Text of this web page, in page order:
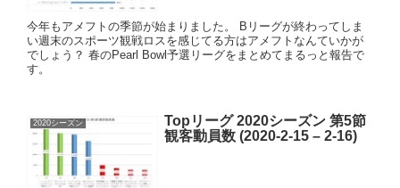
今年もアメフトの季節が始まりました。 Bリーグが終わってしま
い週末のスポーツ観戦ロスを感じてる方はアメフトなんていかが
でしょう？ 春のPearl Bowl予選リーグをまとめてまるっと報告で
す。
2020シーズン
Topリーグ 2020シーズン 第5節
観客動員数 (2020-2-15 – 2-16)